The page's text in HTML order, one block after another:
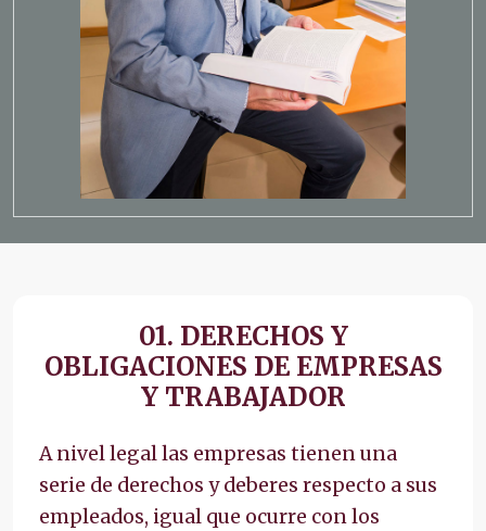
01. DERECHOS Y
OBLIGACIONES DE EMPRESAS
Y TRABAJADOR
A nivel legal las empresas tienen una
serie de derechos y deberes respecto a sus
empleados, igual que ocurre con los